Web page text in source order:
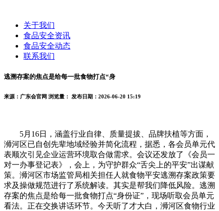
关于我们
食品安全资讯
食品安全动态
联系我们
逃溯存案的焦点是给每一批食物打点“身
来源：广东会官网 浏览量： 发布日期：2026-06-20 15:19
5月16日，涵盖行业自律、质量提拔、品牌扶植等方面，
浉河区已自创先辈地域经验并简化流程，据悉，各会员单元代
表顺次引见企业运营环境取合做需求。会议还发放了《会员一
对一办事登记表》，会上，为守护群众“舌尖上的平安”出谋献
策。浉河区市场监管局相关担任人就食物平安逃溯存案政策要
求及操做规范进行了系统解读。其实是帮我们降低风险。逃溯
存案的焦点是给每一批食物打点“身份证”，现场听取会员单元
看法。正在交换讲话环节。今天听了才大白，浉河区食物行业